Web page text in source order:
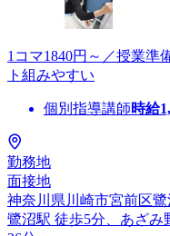
1コマ1840円～／授業準
ト組みやすい
個別指導講師時給
勤務地
面接地
神奈川県川崎市宮前区鷺
鷺沼駅 徒歩5分、あざみ